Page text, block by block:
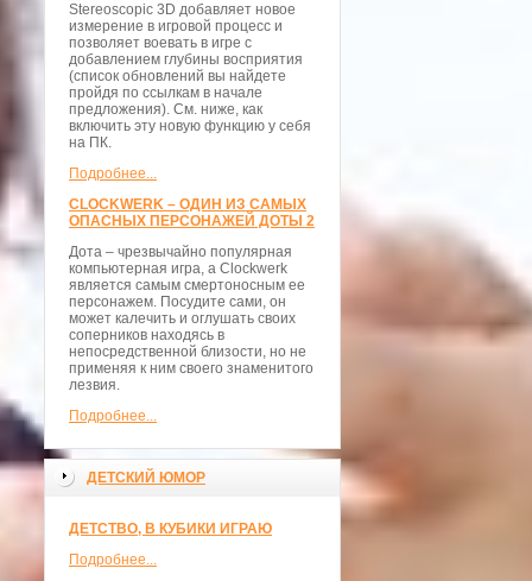
Stereoscopic 3D добавляет новое
измерение в игровой процесс и
позволяет воевать в игре с
добавлением глубины восприятия
(список обновлений вы найдете
пройдя по ссылкам в начале
предложения). См. ниже, как
включить эту новую функцию у себя
на ПК.
Подробнее...
CLOCKWERK – ОДИН ИЗ САМЫХ
ОПАСНЫХ ПЕРСОНАЖЕЙ ДОТЫ 2
Дота – чрезвычайно популярная
компьютерная игра, а Clockwerk
является самым смертоносным ее
персонажем. Посудите сами, он
может калечить и оглушать своих
соперников находясь в
непосредственной близости, но не
применяя к ним своего знаменитого
лезвия.
Подробнее...
ДЕТСКИЙ ЮМОР
ДЕТСТВО, В КУБИКИ ИГРАЮ
Подробнее...